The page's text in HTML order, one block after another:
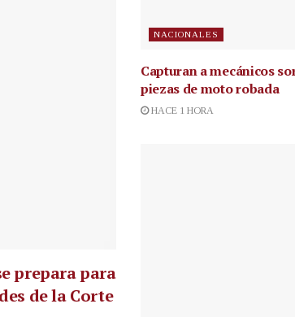
prepara para
de la Corte
NACIONALES
Capturan a mecánicos
piezas de moto robada
HACE 1 HORA